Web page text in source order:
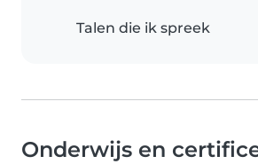
Talen die ik spreek
Onderwijs en